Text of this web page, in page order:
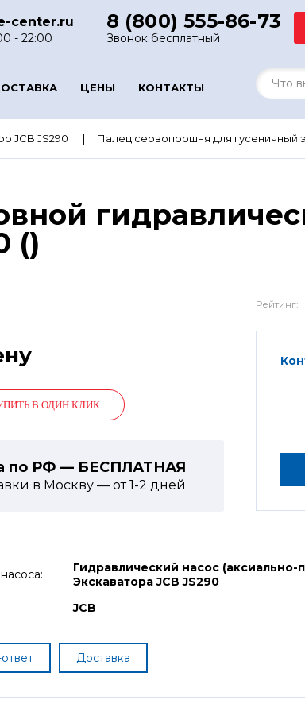
center.ru
- 22:00
8 (800) 555-86-73
Звонок бесплатный
ЦЕНЫ КОНТАКТЫ
JCB JS290 Палец сервопоршня для гусеничный
()
В ОДИН КЛИК
по РФ — БЕСПЛАТНАЯ
в Москву — от1-2 дней
Рейтинг:
Гидравлический насос
Экскаватора JCB JS290
JCB
Доставка